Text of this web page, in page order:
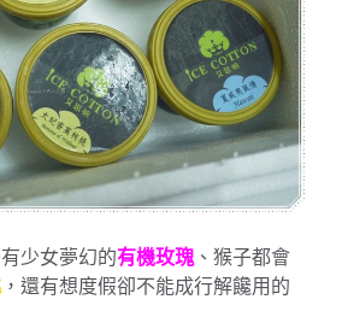
少女夢幻的有機玫瑰 、猴子都會
，還有想度假卻不能成行解饞用的